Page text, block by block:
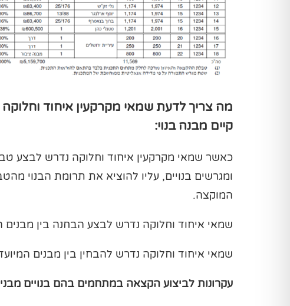
מה צריך לדעת שמאי מקרקעין איחוד
קיים מבנה בנוי:
כאשר שמאי מקרקעין איחוד וחלוקה נדרש לבצע
ומגרשים בנויים, עליו להוציא את תרומת הבנוי
המוקצה.
שמאי איחוד וחלוקה נדרש לבצע הבחנה בין מבנים
שמאי איחוד וחלוקה נדרש להבחין בין מבנים
עקרונות לביצוע הקצאה במתחמים בהם בנויים